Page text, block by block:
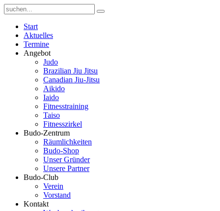
Start
Aktuelles
Termine
Angebot
Judo
Brazilian Jiu Jitsu
Canadian Jiu-Jitsu
Aikido
Iaido
Fitnesstraining
Taiso
Fitnesszirkel
Budo-Zentrum
Räumlichkeiten
Budo-Shop
Unser Gründer
Unsere Partner
Budo-Club
Verein
Vorstand
Kontakt